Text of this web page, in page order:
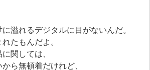
溢れるデジタルに目がないんだ。
たもんだよ。
関しては、
ら無頓着だけれど、